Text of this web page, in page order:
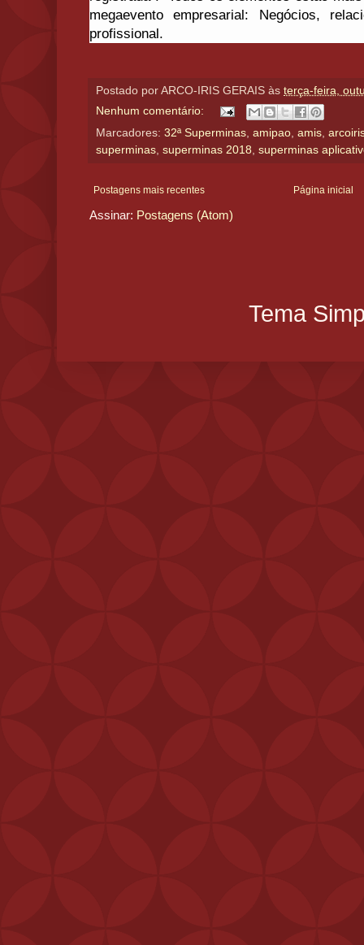
megaevento empresarial: Negócios,
profissional.
Postado por ARCO-IRIS GERAIS às terça-feira,
Nenhum comentário:
Marcadores: 32ª Superminas amipao amis
superminas superminas 2018 superminas
Postagens mais recentes Página inicial
Assinar: Postagens (Atom)
Tema